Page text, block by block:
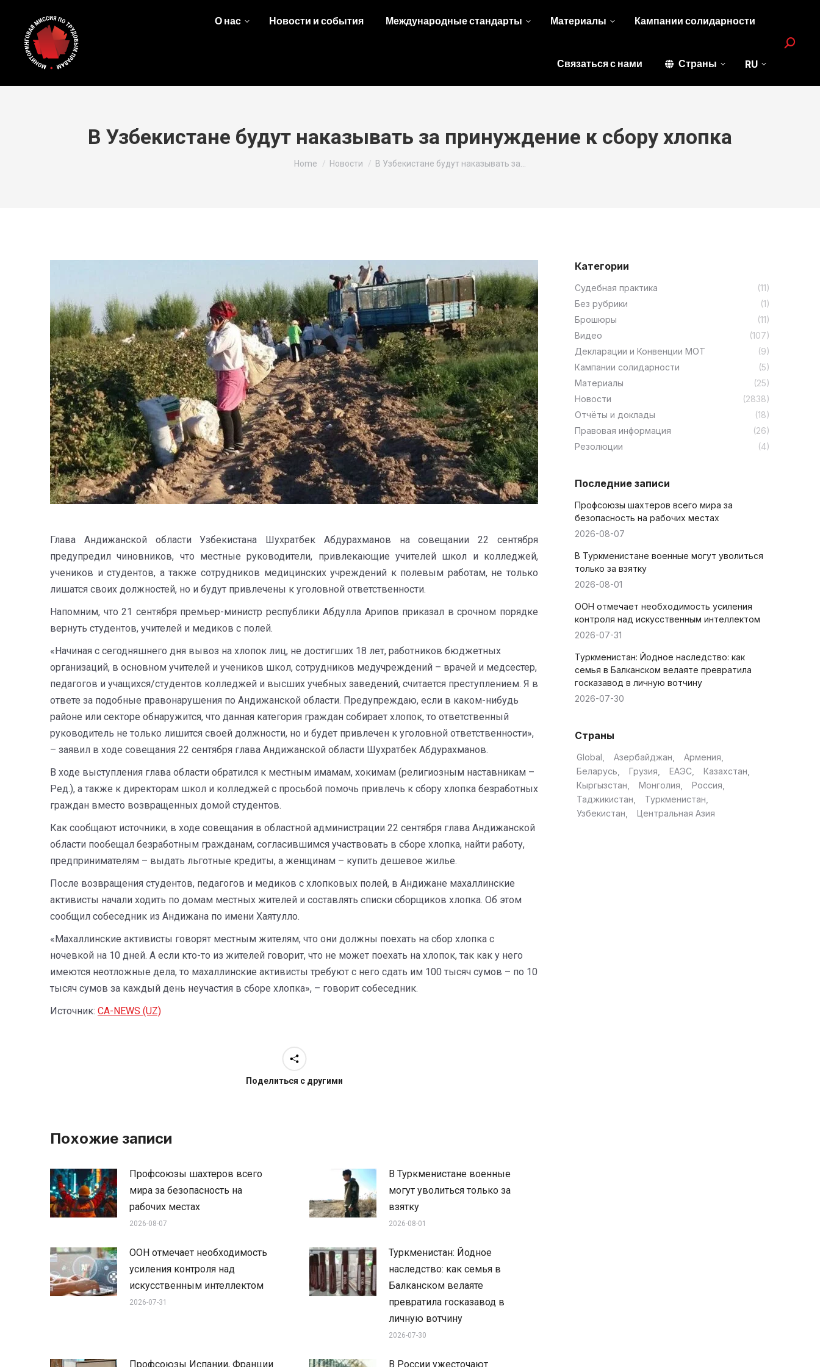
О нас Новости и события Международные стандарты Материалы Кампании солидарности
Связаться с нами Страны RU
Search:
В Узбекистане будут наказывать за принуждение к сбору хлопка
You are here:
Home Новости В Узбекистане будут наказывать за…
Глава Андижанской области Узбекистана Шухратбек Абдурахманов на совещании 22 сентября
предупредил чиновников, что местные руководители, привлекающие учителей школ и колледжей,
учеников и студентов, а также сотрудников медицинских учреждений к полевым работам, не только
лишатся своих должностей, но и будут привлечены к уголовной ответственности.
Напомним, что 21 сентября премьер-министр республики Абдулла Арипов приказал в срочном порядке
вернуть студентов, учителей и медиков с полей.
«Начиная с сегодняшнего дня вывоз на хлопок лиц, не достигших 18 лет, работников бюджетных
организаций, в основном учителей и учеников школ, сотрудников медучреждений – врачей и медсестер,
педагогов и учащихся/студентов колледжей и высших учебных заведений, считается преступлением. Я в
ответе за подобные правонарушения по Андижанской области. Предупреждаю, если в каком-нибудь
районе или секторе обнаружится, что данная категория граждан собирает хлопок, то ответственный
руководитель не только лишится своей должности, но и будет привлечен к уголовной ответственности»,
– заявил в ходе совещания 22 сентября глава Андижанской области Шухратбек Абдурахманов.
В ходе выступления глава области обратился к местным имамам, хокимам (религиозным наставникам –
Ред.), а также к директорам школ и колледжей с просьбой помочь привлечь к сбору хлопка безработных
граждан вместо возвращенных домой студентов.
Как сообщают источники, в ходе совещания в областной администрации 22 сентября глава Андижанской
области пообещал безработным гражданам, согласившимся участвовать в сборе хлопка, найти работу,
предпринимателям – выдать льготные кредиты, а женщинам – купить дешевое жилье.
После возвращения студентов, педагогов и медиков с хлопковых полей, в Андижане махаллинские
активисты начали ходить по домам местных жителей и составлять списки сборщиков хлопка. Об этом
сообщил собеседник из Андижана по имени Хаятулло.
«Махаллинские активисты говорят местным жителям, что они должны поехать на сбор хлопка с
ночевкой на 10 дней. А если кто-то из жителей говорит, что не может поехать на хлопок, так как у него
имеются неотложные дела, то махаллинские активисты требуют с него сдать им 100 тысяч сумов – по 10
тысяч сумов за каждый день неучастия в сборе хлопка», – говорит собеседник.
Источник: CA-NEWS (UZ)
Поделиться с другими
Похожие записи
Профсоюзы шахтеров всего
мира за безопасность на
рабочих местах
2026-08-07
В Туркменистане военные
могут уволиться только за
взятку
2026-08-01
ООН отмечает необходимость
усиления контроля над
искусственным интеллектом
2026-07-31
Туркменистан: Йодное
наследство: как семья в
Балканском велаяте
превратила госказавод в
личную вотчину
2026-07-30
Профсоюзы Испании, Франции В России ужесточают
Категории
Cудебная практика
(11)
Без рубрики
(1)
Брошюры
(11)
Видео
(107)
Декларации и Конвенции МОТ
(9)
Кампании солидарности
(5)
Материалы
(25)
Новости
(2838)
Отчёты и доклады
(18)
Правовая информация
(26)
Резолюции
(4)
Последние записи
Профсоюзы шахтеров всего мира за
безопасность на рабочих местах
2026-08-07
В Туркменистане военные могут уволиться
только за взятку
2026-08-01
ООН отмечает необходимость усиления
контроля над искусственным интеллектом
2026-07-31
Туркменистан: Йодное наследство: как
семья в Балканском велаяте превратила
госказавод в личную вотчину
2026-07-30
Страны
Global Азербайджан
Армения
Беларусь
Грузия ЕАЭС
Казахстан
Кыргызстан
Монголия
Россия
Таджикистан
Туркменистан
Узбекистан
Центральная Азия